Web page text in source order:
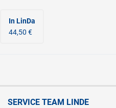
In LinDa
44,50 €
SERVICE TEAM LINDE